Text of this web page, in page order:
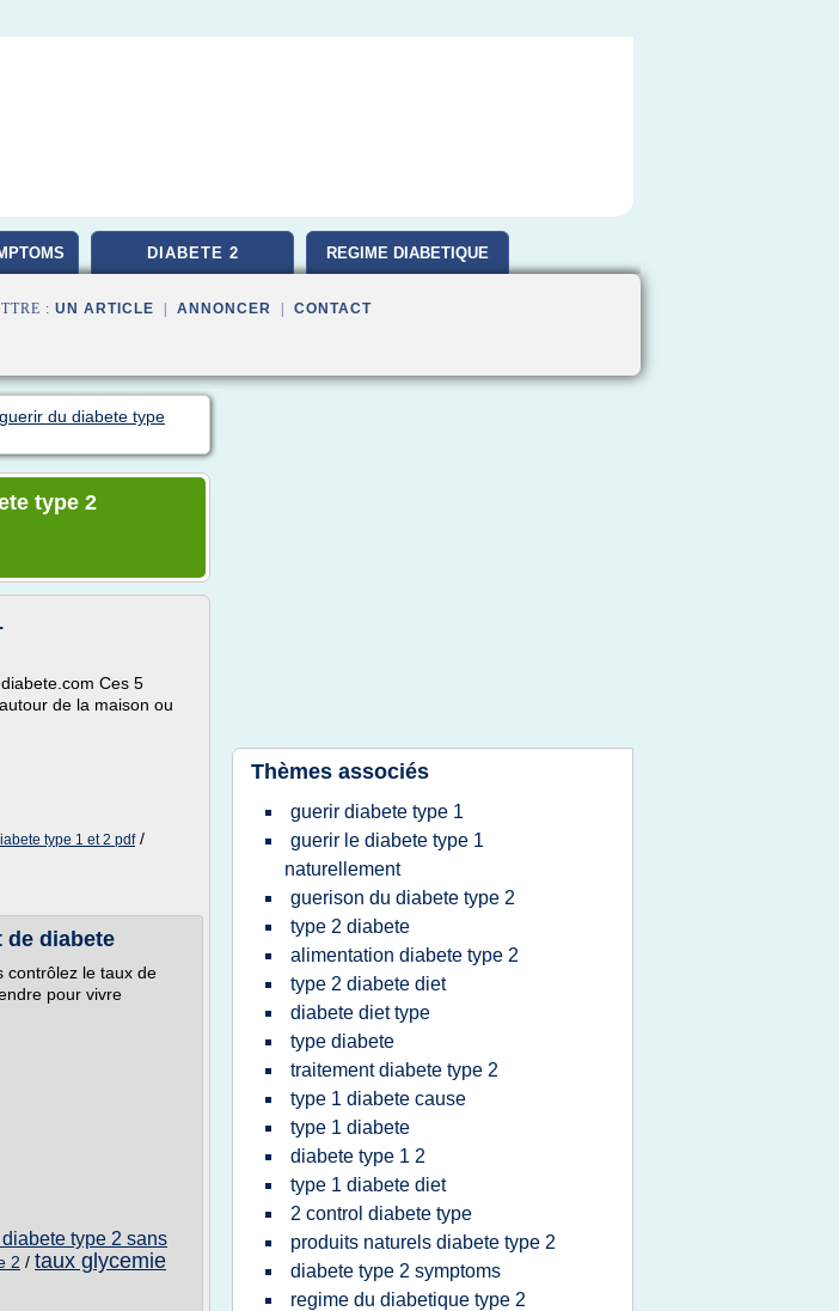
DIABETE 2 REGIME DIABETIQUE
: UN ARTICLE ANNONCER CONTACT
guerir du diabete type
type 2
Ces 5
de la maison ou
type 1 et 2 pdf/
de diabete
contrôlez le taux de
pour vivre
type 2 sans
2 / taux glycemie
Thèmes associés
guerir diabete type 1
guerir le diabete type 1
naturellement
guerison du diabete type 2
type 2 diabete
alimentation diabete type 2
type 2 diabete diet
diabete diet type
type diabete
traitement diabete type 2
type 1 diabete cause
type 1 diabete
diabete type 1 2
type 1 diabete diet
2 control diabete type
produits naturels diabete type 2
diabete type 2 symptoms
regime du diabetique type 2